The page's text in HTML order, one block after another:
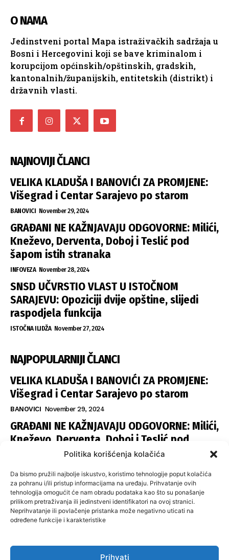
Politika korišćenja kolačića
Da bismo pružili najbolje iskustvo, koristimo tehnologije poput kolačića
za pohranu i/ili pristup informacijama na uređaju. Prihvatanje ovih
tehnologija omogućit će nam obradu podataka kao što su ponašanje
prilikom pretraživanja ili jedinstveni identifikatori na ovoj stranici.
Neprihvatanje ili povlačenje pristanka može negativno uticati na
određene funkcije i karakteristike
Prihvati
O NAMA
Jedinstveni portal Mapa istraživačkih sadržaja u
Bosni i Hercegovini koji se bave kriminalom i
korupcijom općinskih/opštinskih, gradskih,
kantonalnih/županijskih, entitetskih (distrikt) i
državnih vlasti.
NAJNOVIJI ČLANCI
VELIKA KLADUŠA I BANOVIĆI ZA PROMJENE:
Višegrad i Centar Sarajevo po starom
BANOVICI November 29, 2024
GRAĐANI NE KAŽNJAVAJU ODGOVORNE: Milići,
Kneževo, Derventa, Doboj i Teslić pod
šapom istih stranaka
INFOVEZA November 28, 2024
SNSD UČVRSTIO VLAST U ISTOČNOM
SARAJEVU: Opoziciji dvije opštine, slijedi
raspodjela funkcija
ISTOČNA ILIDŽA November 27, 2024
NAJPOPULARNIJI ČLANCI
VELIKA KLADUŠA I BANOVIĆI ZA PROMJENE:
Višegrad i Centar Sarajevo po starom
BANOVICI November 29, 2024
GRAĐANI NE KAŽNJAVAJU ODGOVORNE: Milići,
Kneževo, Derventa, Doboj i Teslić pod
šapom istih stranaka
SNSD UČVRSTIO VLAST U ISTOČNOM
SARAJEVU: Opoziciji dvije opštine, slijedi
raspodjela funkcija